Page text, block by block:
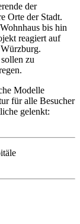
der
Orte der Stadt.
bis hin
reagiert auf
zu
Modelle
für alle Besucher
gelenkt: